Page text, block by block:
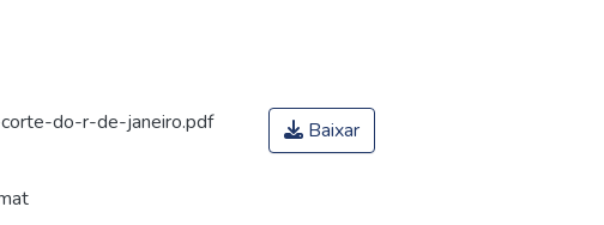
do-r-de-janeiro.pdf
Baixar